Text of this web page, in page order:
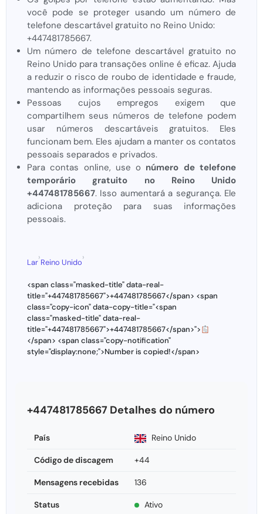
você pode se proteger usando um número de
telefone descartável gratuito no Reino Unido:
+447481785667.
Um número de telefone descartável gratuito no
Reino Unido para transações online é eficaz. Ajuda
a reduzir o risco de roubo de identidade e fraude,
mantendo as informações pessoais seguras.
Pessoas cujos empregos exigem que
compartilhem seus números de telefone podem
usar números descartáveis ​​gratuitos. Eles
funcionam bem. Eles ajudam a manter os contatos
pessoais separados e privados.
Para contas online, use o número de telefone
temporário gratuito no Reino Unido
+447481785667. Isso aumentará a segurança. Ele
adiciona proteção para suas informações
pessoais.
Lar
›
Reino Unido
›
<span class="masked-title" data-real-
title="+447481785667">+447481785667</span> <span
class="copy-icon" data-copy-title="<span
class="masked-title" data-real-
title="+447481785667">+447481785667</span>">
</span> <span class="copy-notification"
style="display:none;">Number is copied!</span>
+447481785667 Detalhes do número
País Reino Unido
Código de discagem +44
Mensagens recebidas 136
Status Ativo